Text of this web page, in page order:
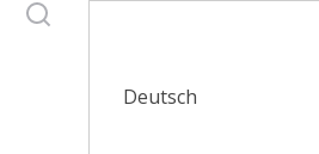
Deutsch